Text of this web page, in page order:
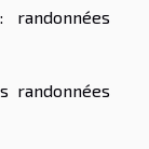
randonnées